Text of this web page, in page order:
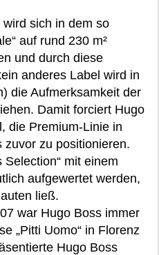
sich in dem so
auf rund 230 m²
und durch diese
anderes Label wird in
die Aufmerksamkeit der
Damit forciert Hugo
die Premium-Linie in
zu positionieren.
mit einem
aufgewertet werden,
ließ.
war Hugo Boss immer
„Pitti Uomo“ in Florenz
Hugo Boss